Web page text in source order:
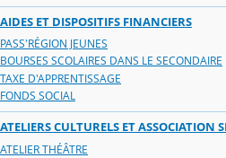
AIDES ET DISPOSITIFS FINANCIERS
PASS'RÉGION JEUNES
BOURSES SCOLAIRES DANS LE SECONDAIRE
TAXE D'APPRENTISSAGE
FONDS SOCIAL
ATELIERS CULTURELS ET ASSOCIATION
ATELIER THÉÂTRE